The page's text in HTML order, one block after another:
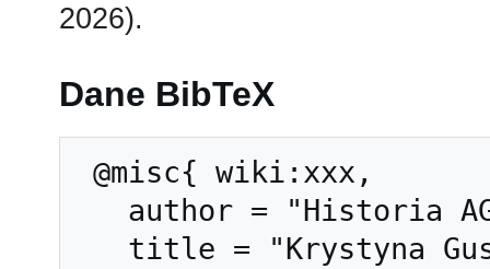
2026).
Dane BibTeX